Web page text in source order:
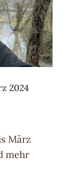
2024
März
mehr